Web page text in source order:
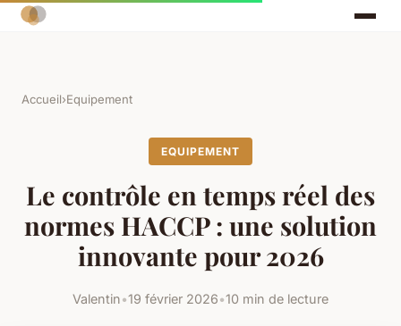
Accueil›Equipement
EQUIPEMENT
Le contrôle en temps réel des
normes HACCP : une solution
innovante pour 2026
Valentin•19 février 2026•10 min de lecture